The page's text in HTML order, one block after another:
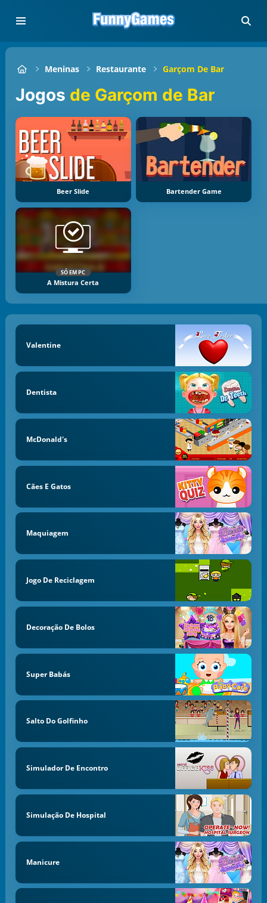
Meninas Restaurante Garçom De Bar
Jogos de Garçom de Bar
Beer Slide Bartender Game
SÓ EM PC
A Mistura Certa
Valentine
Dentista
McDonald's
Cães E Gatos
Maquiagem
Jogo De Reciclagem
Decoração De Bolos
Super Babás
Salto Do Golfinho
Simulador De Encontro
Simulação De Hospital
Manicure